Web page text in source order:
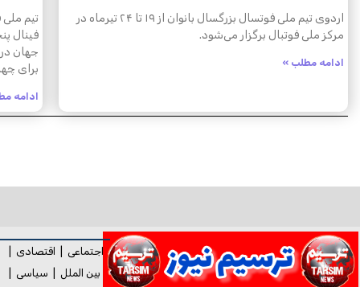
اردوی تیم ملی فوتسال بزرگسال بانوان از ۱۹ تا ۲۴ تیرماه در
مرکز ملی فوتبال برگزار می‌شود.
ادامه مطلب »
فینال
جهان
برای
ادامه
اجتماعی اقتصادی
بین الملل
سیاسی